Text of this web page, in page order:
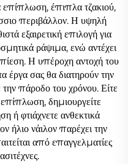
επίπλωση, έπιπλα τζακιού,
περιβάλλον. Η υψηλή
εξαιρετική επιλογή για
ράψιμα, ενώ αντέχει
Η υπέροχη αντοχή του
έργα σας θα διατηρούν την
πάροδο του χρόνου. Είτε
δημιουργείτε
ή φτιάχνετε ανθεκτικά
ήλιο νάιλον παρέχει την
από επαγγελματίες